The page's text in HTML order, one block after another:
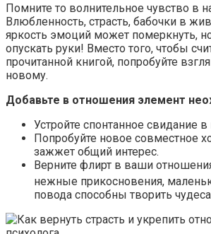
Помните то волнительное чувство в
Влюбленность, страсть, бабочки в
яркость эмоций может померкнуть,
опускать руки!​ Вместо того, чтобы
прочитанной книгой, попробуйте
новому.​
Добавьте в отношения элемент
Устройте спонтанное свидание
Попробуйте новое совместное
зажжет общий интерес.​
Верните флирт в ваши
нежные прикосновения,
повода способны творить